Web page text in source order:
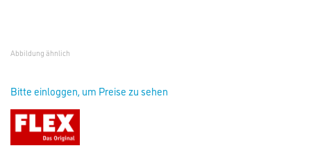
Abbildung ähnlich
Bitte einloggen, um Preise zu sehen